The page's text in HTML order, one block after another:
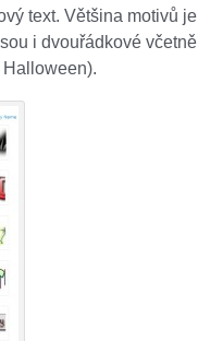
text. Většina motivů
i dvouřádkové